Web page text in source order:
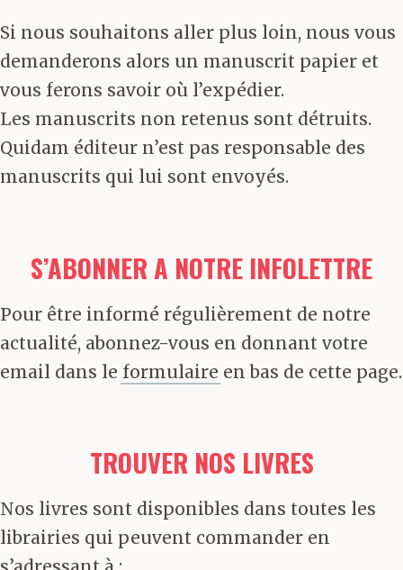
Si nous souhaitons aller plus loin, nous vous
demanderons alors un manuscrit papier et
vous ferons savoir où l’expédier.
Les manuscrits non retenus sont détruits.
Quidam éditeur n’est pas responsable des
manuscrits qui lui sont envoyés.
S’ABONNER A NOTRE INFOLETTRE
Pour être informé régulièrement de notre
actualité, abonnez-vous en donnant votre
email dans le formulaire en bas de cette page.
TROUVER NOS LIVRES
Nos livres sont disponibles dans toutes les
librairies qui peuvent commander en